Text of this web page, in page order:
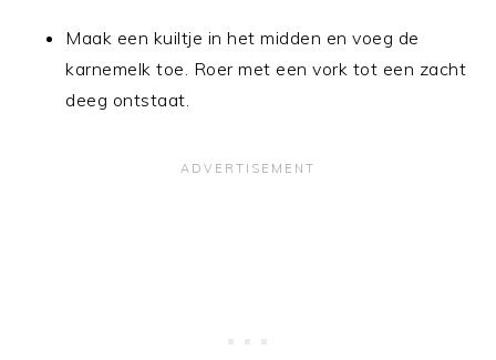
Maak een kuiltje in het midden en voeg de
karnemelk toe. Roer met een vork tot een zacht
deeg ontstaat.